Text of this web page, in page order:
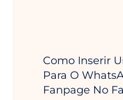
Como Inserir
Para O
Fanpage No